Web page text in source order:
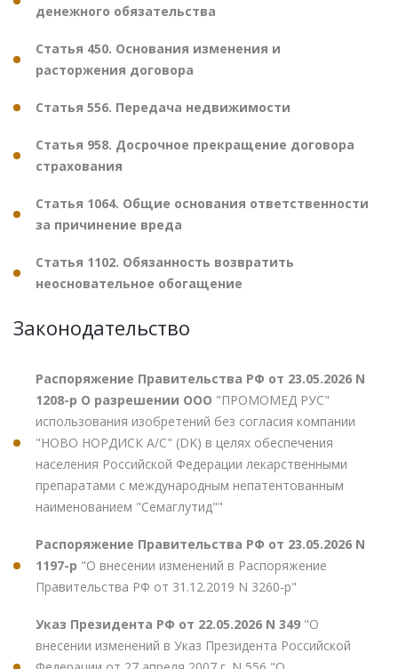
денежного обязательства
Статья 450. Основания изменения и
расторжения договора
Статья 556. Передача недвижимости
Статья 958. Досрочное прекращение договора
страхования
Статья 1064. Общие основания ответственности
за причинение вреда
Статья 1102. Обязанность возвратить
неосновательное обогащение
Законодательство
Распоряжение Правительства РФ от 23.05.2026 N
1208-р О разрешении ООО "ПРОМОМЕД РУС"
использования изобретений без согласия компании
"НОВО НОРДИСК А/С" (DK) в целях обеспечения
населения Российской Федерации лекарственными
препаратами с международным непатентованным
наименованием "Семаглутид""
Распоряжение Правительства РФ от 23.05.2026 N
1197-р "О внесении изменений в Распоряжение
Правительства РФ от 31.12.2019 N 3260-р"
Указ Президента РФ от 22.05.2026 N 349 "О
внесении изменений в Указ Президента Российской